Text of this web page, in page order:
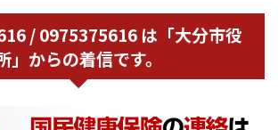
/ 0975375616 は「大分市役
」からの着信です。